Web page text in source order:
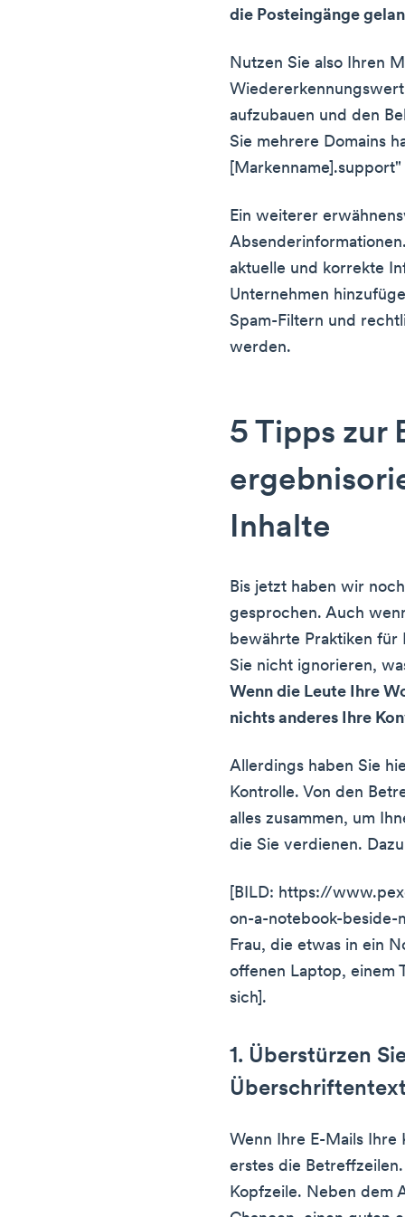
die Posteingänge
Nutzen Sie also Ihren
aufzubauen und den
Sie mehrere Domains
Ein weiterer
aktuelle und korrekte
Unternehmen
Spam-Filtern und
werden.
5 Tipps zur
Inhalte
Bis jetzt haben wir
gesprochen. Auch
bewährte Praktiken für
Sie nicht ignorieren,
Wenn die Leute Ihre
nichts anderes Ihre
Allerdings haben Sie
Kontrolle. Von den
alles zusammen, um
die Sie verdienen.
[BILD: https://
on-a-notebook-beside-
Frau, die etwas in ein
offenen Laptop, einem
sich].
1. Überstürzen
Wenn Ihre E-Mails Ihre
erstes die
Kopfzeile. Neben dem